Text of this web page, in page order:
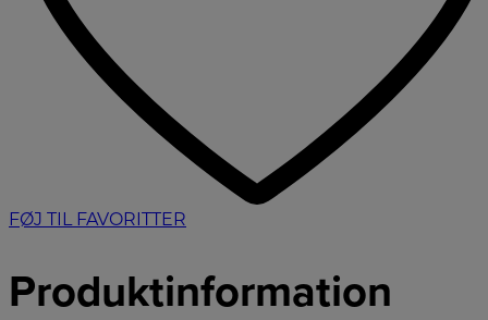
FØJ TIL FAVORITTER
Produktinformation